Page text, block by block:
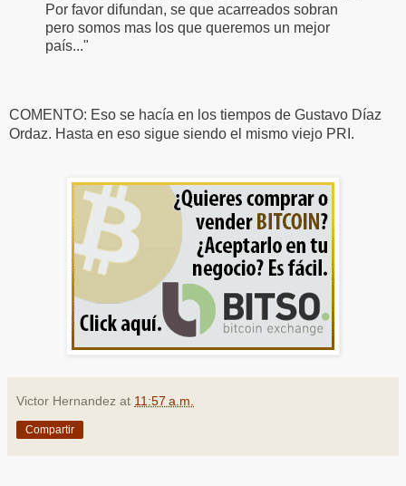
Por favor difundan, se que acarreados sobran
pero somos mas los que queremos un mejor
país..."
COMENTO: Eso se hacía en los tiempos de Gustavo Díaz
Ordaz. Hasta en eso sigue siendo el mismo viejo PRI.
Victor Hernandez at 11:57 a.m.
Compartir